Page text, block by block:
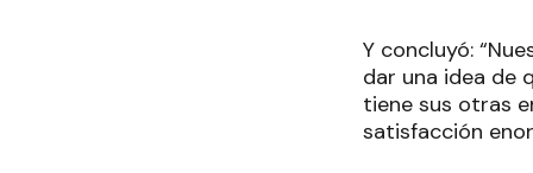
Y concluyó:
dar una idea de
tiene sus otras
satisfacción